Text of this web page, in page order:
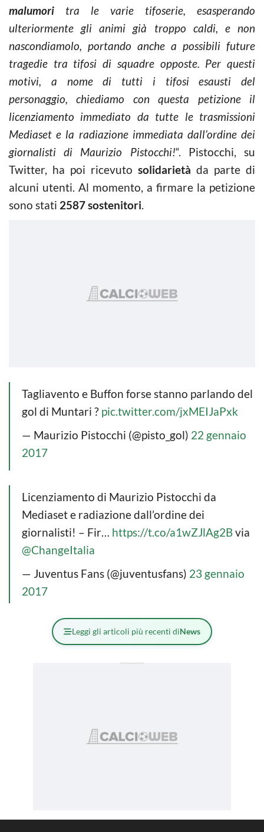
malumori tra le varie tifoserie, esasperando
ulteriormente gli animi già troppo caldi, e non
nascondiamolo, portando anche a possibili future
tragedie tra tifosi di squadre opposte. Per questi
motivi, a nome di tutti i tifosi esausti del
personaggio, chiediamo con questa petizione il
licenziamento immediato da tutte le trasmissioni
Mediaset e la radiazione immediata dall’ordine dei
giornalisti di Maurizio Pistocchi!“. Pistocchi, su
Twitter, ha poi ricevuto solidarietà da parte di
alcuni utenti. Al momento, a firmare la petizione
sono stati 2587 sostenitori.
Tagliavento e Buffon forse stanno parlando del
gol di Muntari ? pic.twitter.com/jxMEIJaPxk
— Maurizio Pistocchi (@pisto_gol) 22 gennaio
2017
Licenziamento di Maurizio Pistocchi da
Mediaset e radiazione dall’ordine dei
giornalisti! – Fir… https://t.co/a1wZJlAg2Bvia
@ChangeItalia
— Juventus Fans (@juventusfans) 23 gennaio
2017
Leggi gli articoli più recenti diNews